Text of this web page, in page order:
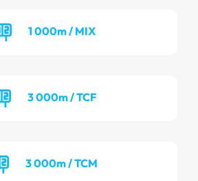
1 000m / MIX
3 000m / TCF
3 000m / TCM